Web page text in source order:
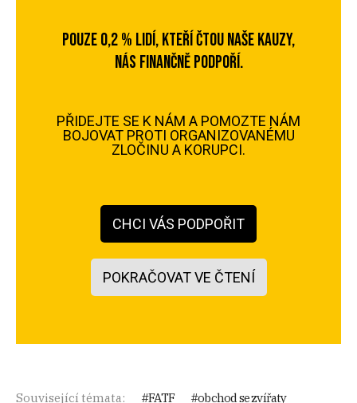
POUZE 0,2 % LIDÍ, KTEŘÍ ČTOU NAŠE KAUZY,
NÁS FINANČNĚ PODPOŘÍ.
PŘIDEJTE SE K NÁM A POMOZTE NÁM
BOJOVAT PROTI ORGANIZOVANÉMU
ZLOČINU A KORUPCI.
CHCI VÁS PODPOŘIT
POKRAČOVAT VE ČTENÍ
Související témata: FATF
obchod se zvířaty